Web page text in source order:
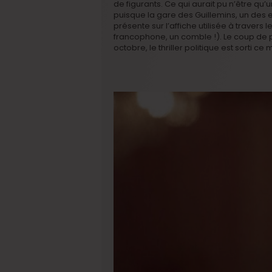
de figurants. Ce qui aurait pu n’être
puisque la gare des Guillemins, un des
présente sur l’affiche utilisée à travers
francophone, un comble !). Le coup de
octobre, le thriller politique est sorti ce